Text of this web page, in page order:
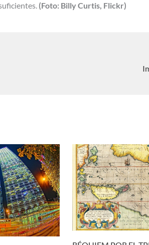
(Foto: Billy Curtis, Flickr)